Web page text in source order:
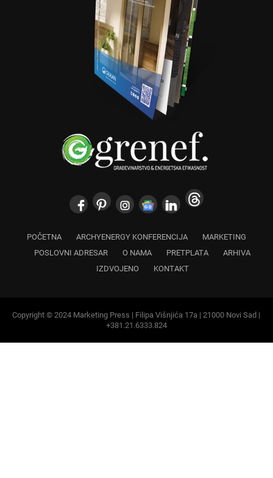
POČETNA ARCHYENERGY KONFERENCIJA
MARKETING
POSLOVNI ADRESAR
O NAMA PRETPLATA
ARHIVA
IZDVOJENO
KONTAKT
Copyright © 2024 Marketing Press | Filipa Višnjića 17a | 21000 Novi Sad |
+381.21.6333.824